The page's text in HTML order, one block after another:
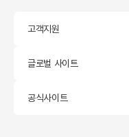
고객지원
글로벌 사이트
공식사이트